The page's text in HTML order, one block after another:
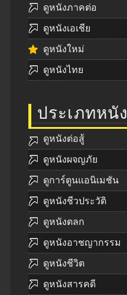
ดูหนังภาคต่อ
ดูหนังเอเชีย
ดูหนังใหม่
ดูหนังไทย
ประเภทหนัง
ดูหนังต่อสู้
ดูหนังผจญภัย
ดูการ์ตูนแอนิเมชัน
ดูหนังชีวประวัติ
ดูหนังตลก
ดูหนังอาชญากรรม
ดูหนังชีวิต
ดูหนังสารคดี